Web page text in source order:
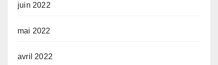
juin 2022
mai 2022
avril 2022